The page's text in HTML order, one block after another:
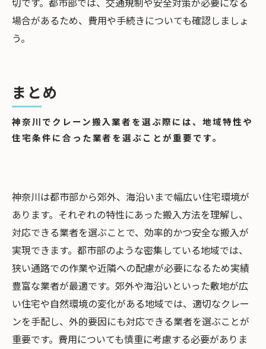
場合があるため、費用や手続きについても確認しましょ
う。
神奈川でクレーン搬入業者を選ぶ際には、地域特性や
住宅条件に合った業者を選ぶことが重要です。
まとめ
神奈川は都市部から郊外、海沿いまで幅広い住宅環境が
あります。それぞれの特性にあった搬入方法を理解し、
対応できる業者を選ぶことで、効率的かつ安全な搬入が
実現できます。都市部のような密集している地域では、
狭い通路での作業や近隣への配慮が必要になるため実績
豊富な業者が最適です。郊外や海沿いといった敷地が広
い住宅や自然環境の変化がある地域では、適切なクレー
ンを手配し、外的要因にも対応できる業者を選ぶことが
重要です。費用についても慎重に考慮する必要がありま